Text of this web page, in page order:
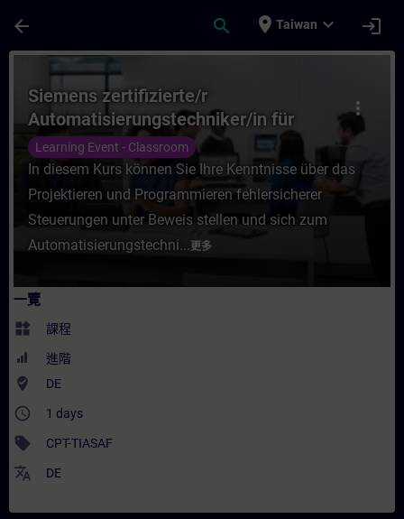
arrow_back search place Taiwan expand_more login
課程 - Siemens zertifizierte/r
more_vert
Siemens zertifizierte/r
Automatisierungstechniker/in für
SIMATIC Safety – Projektieren und
Programmieren (Präsenz-Test)
Learning Event - Classroom
In diesem Kurs können Sie Ihre Kenntnisse über das
Projektieren und Programmieren fehlersicherer
Steuerungen unter Beweis stellen und sich zum
Automatisierungstechni...更多
一覽
widgets 課程
進階
where_to_vote DE
access_time 1 days
sell CPT-TIASAF
translate DE